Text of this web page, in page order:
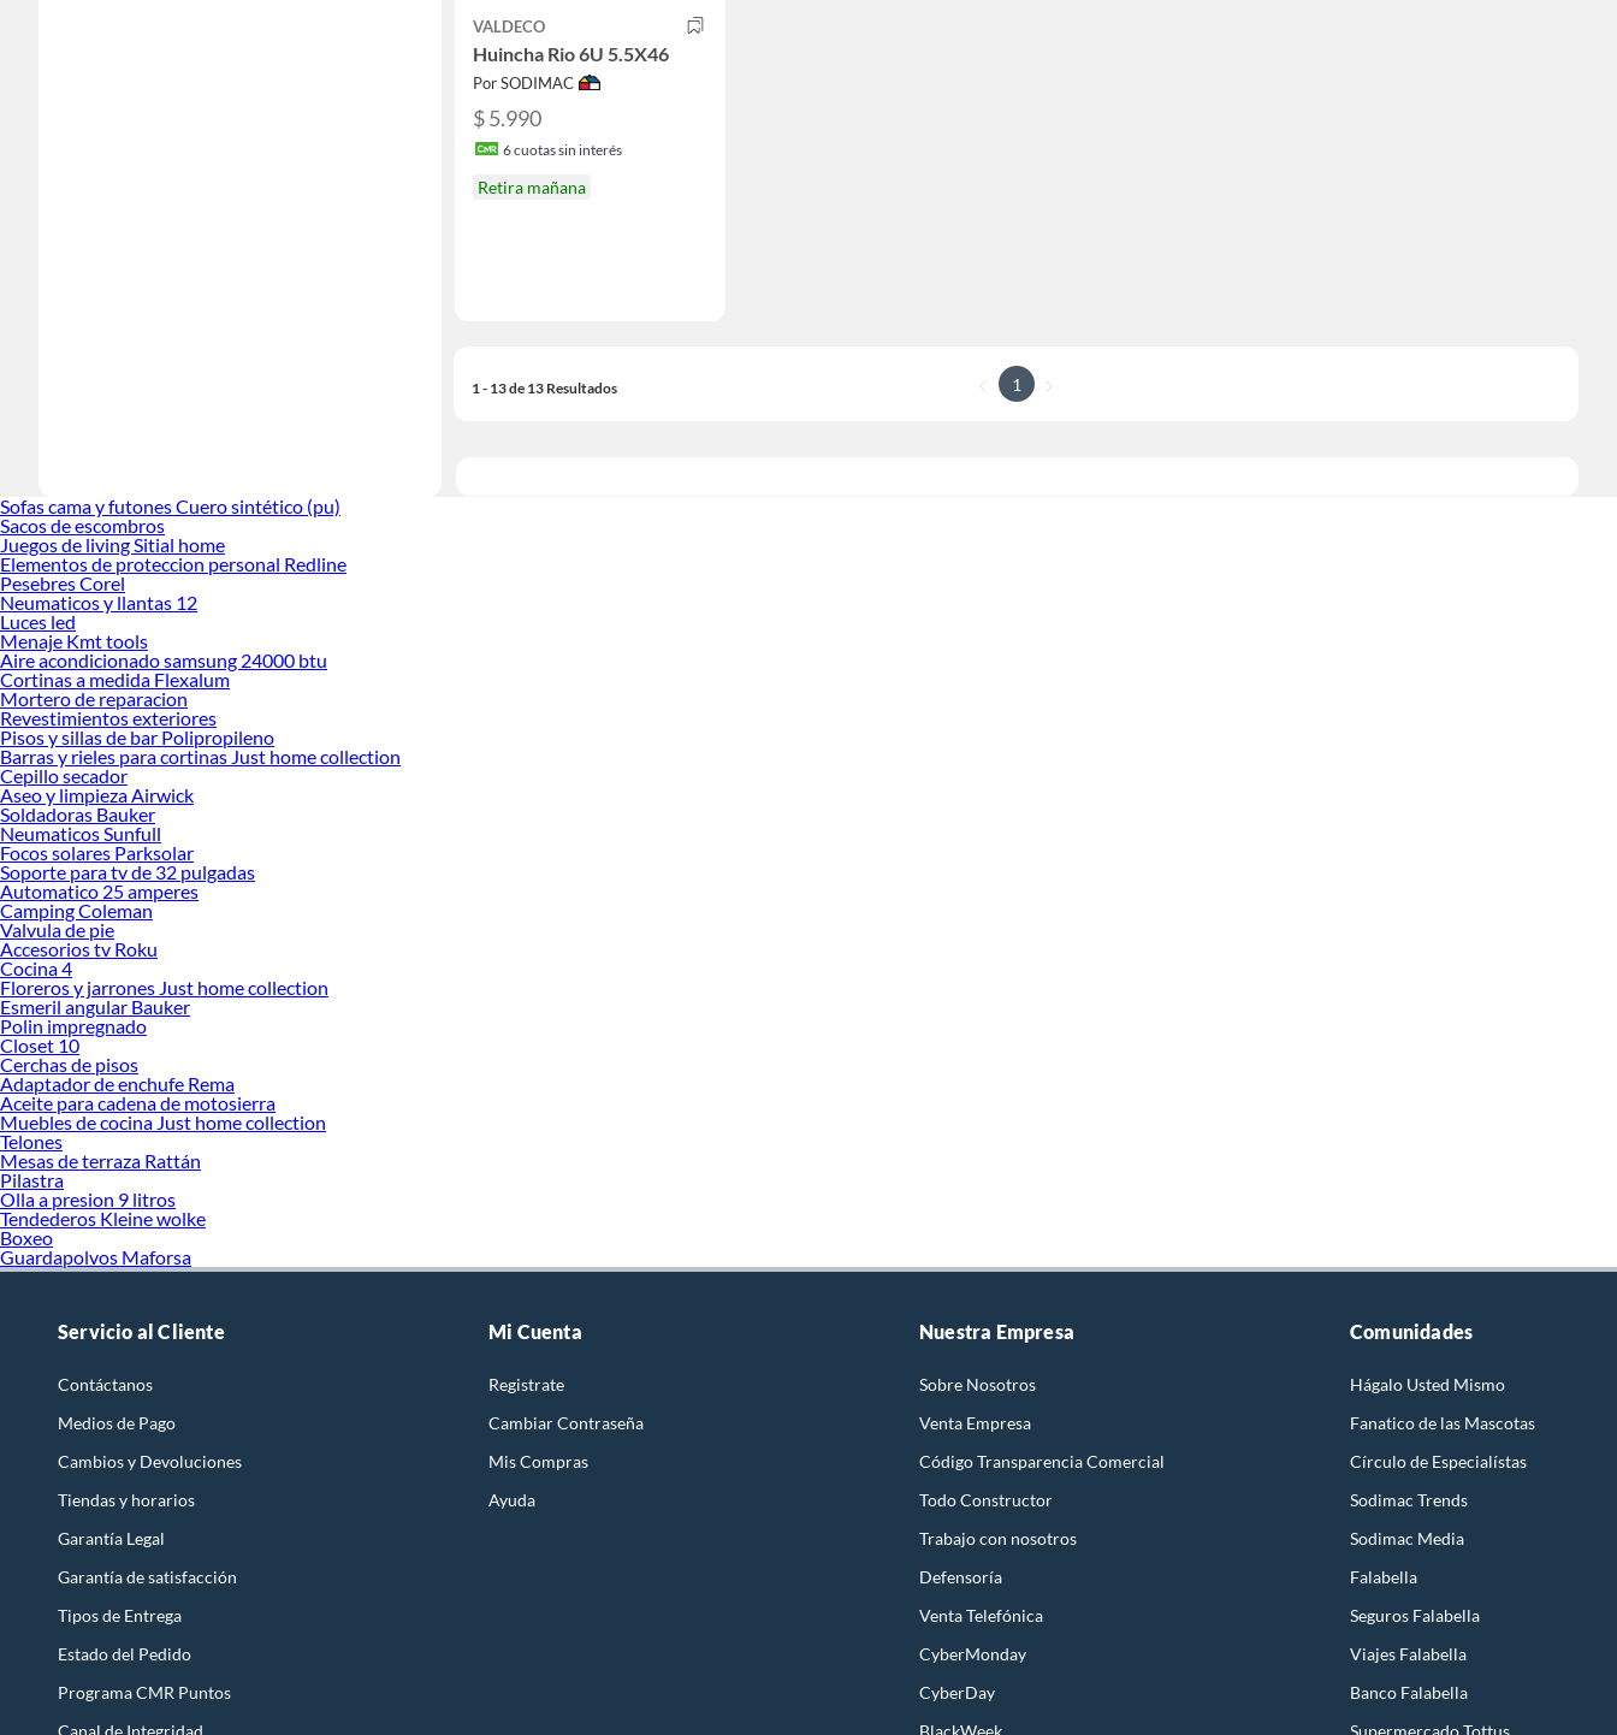
VALDECO
Huincha Rio 6U 5.5X46
Por SODIMAC
$ 5.990
6cuotas sin interés
Retira mañana
1 - 13 de 13 Resultados 1
Sofas cama y futones Cuero sintético (pu)
Sacos de escombros
Juegos de living Sitial home
Elementos de proteccion personal Redline
Pesebres Corel
Neumaticos y llantas 12
Luces led
Menaje Kmt tools
Aire acondicionado samsung 24000 btu
Cortinas a medida Flexalum
Mortero de reparacion
Revestimientos exteriores
Pisos y sillas de bar Polipropileno
Barras y rieles para cortinas Just home collection
Cepillo secador
Aseo y limpieza Airwick
Soldadoras Bauker
Neumaticos Sunfull
Focos solares Parksolar
Soporte para tv de 32 pulgadas
Automatico 25 amperes
Camping Coleman
Valvula de pie
Accesorios tv Roku
Cocina 4
Floreros y jarrones Just home collection
Esmeril angular Bauker
Polin impregnado
Closet 10
Cerchas de pisos
Adaptador de enchufe Rema
Aceite para cadena de motosierra
Muebles de cocina Just home collection
Telones
Mesas de terraza Rattán
Pilastra
Olla a presion 9 litros
Tendederos Kleine wolke
Boxeo
Guardapolvos Maforsa
Servicio al Cliente
Contáctanos
Medios de Pago
Cambios y Devoluciones
Tiendas y horarios
Garantía Legal
Garantía de satisfacción
Tipos de Entrega
Estado del Pedido
Programa CMR Puntos
Canal de Integridad
Mi Cuenta
Registrate
Cambiar Contraseña
Mis Compras
Ayuda
Nuestra Empresa
Sobre Nosotros
Venta Empresa
Código Transparencia Comercial
Todo Constructor
Trabajo con nosotros
Defensoría
Venta Telefónica
CyberMonday
CyberDay
BlackWeek
Comunidades
Hágalo Usted Mismo
Fanatico de las Mascotas
Círculo de Especialístas
Sodimac Trends
Sodimac Media
Falabella
Seguros Falabella
Viajes Falabella
Banco Falabella
Supermercado Tottus